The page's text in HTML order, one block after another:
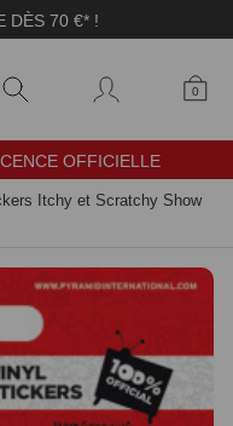
DÈS 70 €* !
0
OFFICIELLE
Itchy et Scratchy Show